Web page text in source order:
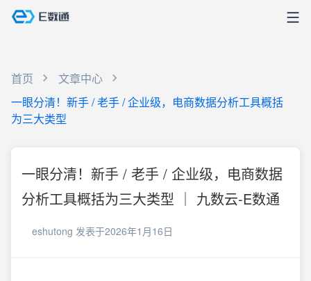
首页
文章中心
一眼分清！新手 / 老手 / 企业级，电商数据分析工具概括
为三大类型
一眼分清！新手 / 老手 / 企业级，电商数据
分析工具概括为三大类型 ｜ 九数云-E数通
eshutong 发表于2026年1月16日